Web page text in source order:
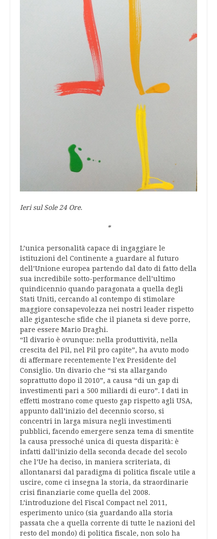
Ieri sul Sole 24 Ore.
*
L’unica personalità capace di ingaggiare le
istituzioni del Continente a guardare al futuro
dell’Unione europea partendo dal dato di fatto della
sua incredibile sotto-performance dell’ultimo
quindicennio quando paragonata a quella degli
Stati Uniti, cercando al contempo di stimolare
maggiore consapevolezza nei nostri leader rispetto
alle gigantesche sfide che il pianeta si deve porre,
pare essere Mario Draghi.
“Il divario è ovunque: nella produttività, nella
crescita del Pil, nel Pil pro capite”, ha avuto modo
di affermare recentemente l’ex Presidente del
Consiglio. Un divario che “si sta allargando
soprattutto dopo il 2010”, a causa “di un gap di
investimenti pari a 500 miliardi di euro”. I dati in
effetti mostrano come questo gap rispetto agli USA,
appunto dall’inizio del decennio scorso, si
concentri in larga misura negli investimenti
pubblici, facendo emergere senza tema di smentite
la causa pressoché unica di questa disparità: è
infatti dall’inizio della seconda decade del secolo
che l’Ue ha deciso, in maniera scriteriata, di
allontanarsi dal paradigma di politica fiscale utile a
uscire, come ci insegna la storia, da straordinarie
crisi finanziarie come quella del 2008.
L’introduzione del Fiscal Compact nel 2011,
esperimento unico (sia guardando alla storia
passata che a quella corrente di tutte le nazioni del
resto del mondo) di politica fiscale, non solo ha